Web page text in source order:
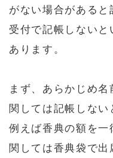
がない場合がある
受付で記帳しない
あります。
まず、あらかじめ
関しては記帳しない
例えば香典の額を一
関しては香典袋で